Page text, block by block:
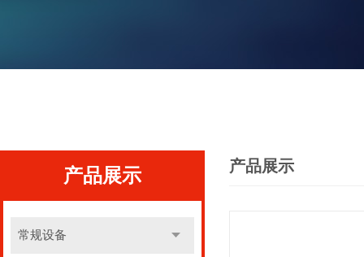
产品展示
常规设备
产品展示